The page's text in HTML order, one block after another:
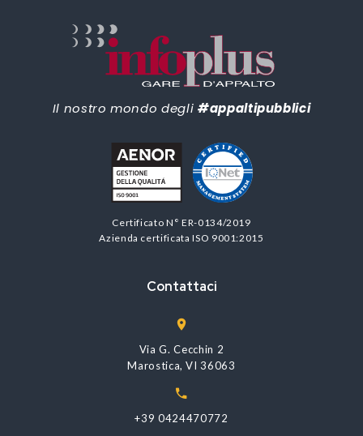
Il nostro mondo degli #appaltipubblici
Certificato N° ER-0134/2019
Azienda certificata ISO 9001:2015
Contattaci
Via G. Cecchin 2
Marostica, VI 36063
+39 0424470772